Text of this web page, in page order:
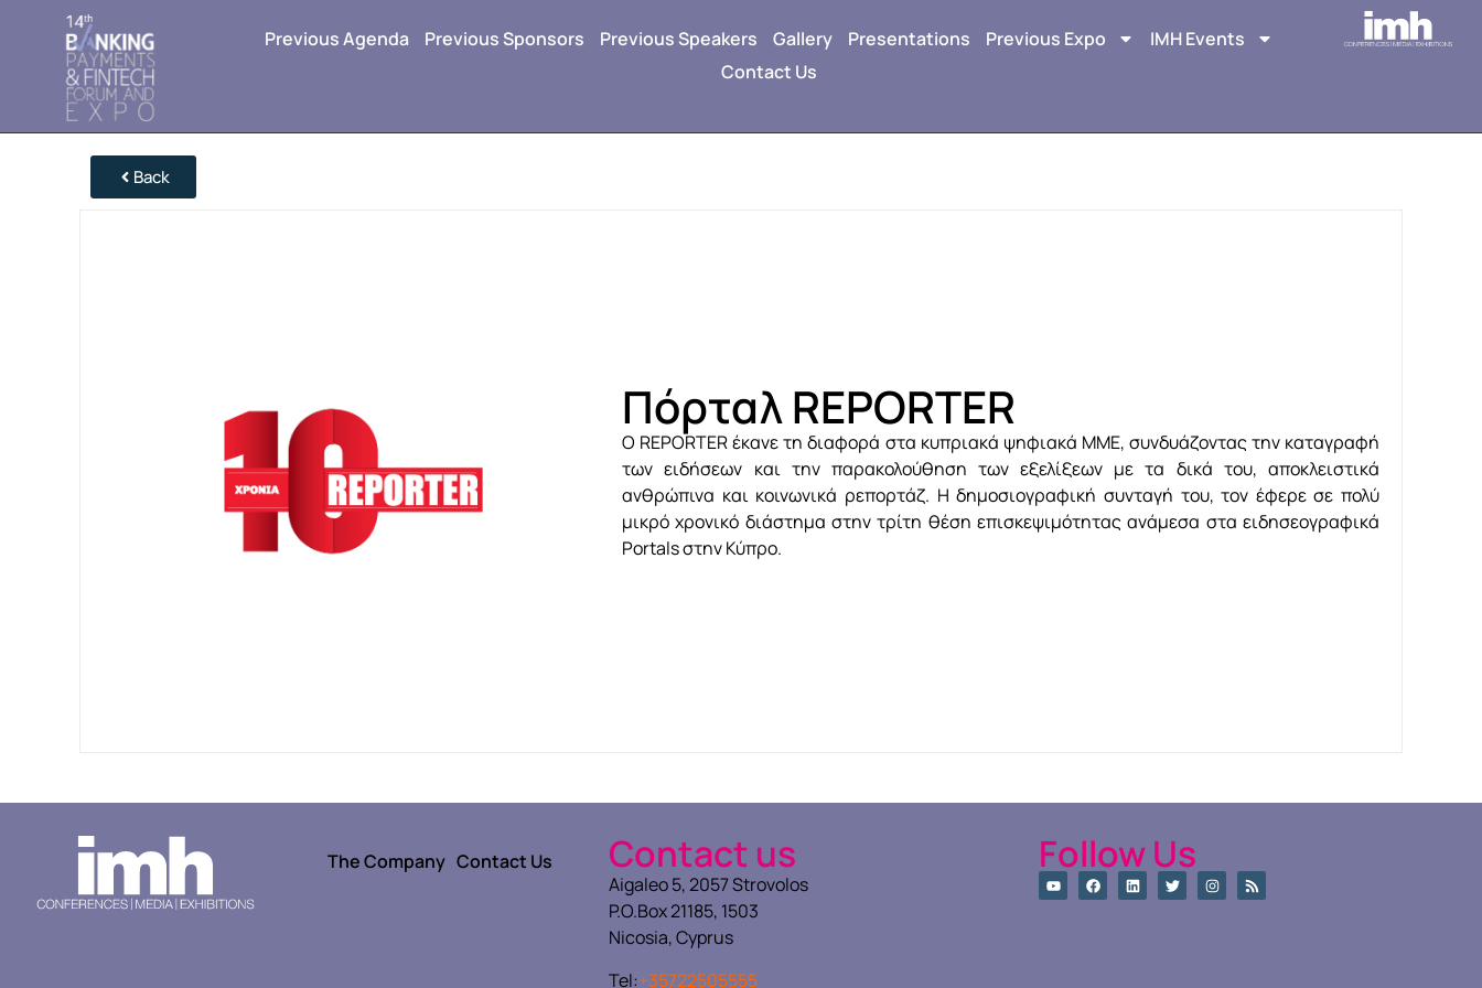
Previous Agenda Previous Sponsors Previous Speakers Gallery Presentations Previous Expo
IMH Events
Contact Us
Back
Πόρταλ REPORTER
O REPORTER έκανε τη διαφορά στα κυπριακά ψηφιακά ΜΜΕ, συνδυάζοντας την καταγραφή
των ειδήσεων και την παρακολούθηση των εξελίξεων με τα δικά του, αποκλειστικά
ανθρώπινα και κοινωνικά ρεπορτάζ. Η δημοσιογραφική συνταγή του, τον έφερε σε πολύ
μικρό χρονικό διάστημα στην τρίτη θέση επισκεψιμότητας ανάμεσα στα ειδησεογραφικά
Portals στην Κύπρο.
The Company Contact Us Contact us
Aigaleo 5, 2057 Strovolos
P.O.Box 21185, 1503
Nicosia, Cyprus
Tel:+35722505555
Follow Us